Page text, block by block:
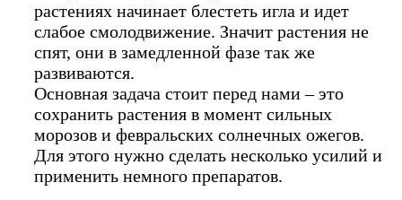
растениях начинает блестеть игла и идет
слабое смолодвижение. Значит растения не
спят, они в замедленной фазе так же
развиваются.
Основная задача стоит перед нами – это
сохранить растения в момент сильных
морозов и февральских солнечных ожегов.
Для этого нужно сделать несколько усилий и
применить немного препаратов.